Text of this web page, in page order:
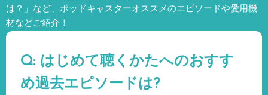
は？」など、 ポッドキャスターオススメのエピソードや愛用機
材などご紹介！
Q: はじめて聴くかたへのおすす
め過去エピソードは?